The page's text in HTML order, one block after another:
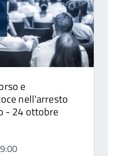
e
nell'arresto
- 24 ottobre